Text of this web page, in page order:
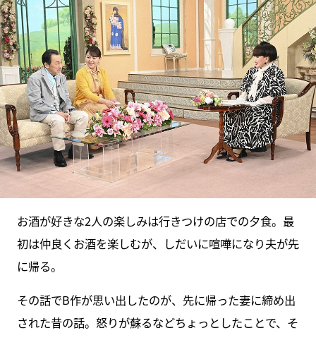
お酒が好きな2人の楽しみは行きつけの店での夕食。最
初は仲良くお酒を楽しむが、しだいに喧嘩になり夫が先
に帰る。
その話でB作が思い出したのが、先に帰った妻に締め出
された昔の話。怒りが蘇るなどちょっとしたことで、そ